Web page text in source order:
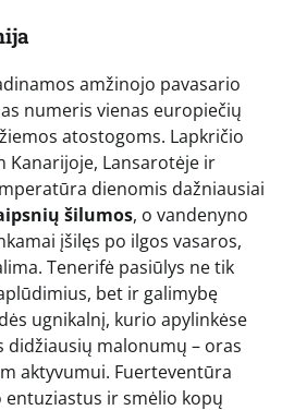
amžinojo pavasario
numeris vienas europiečių
atostogoms. Lapkričio
Kanarijoje, Lansarotėje ir
dienomis dažniausiai
šilumos, o vandenyno
įšilęs po ilgos vasaros,
Tenerifė pasiūlys ne tik
bet ir galimybę
ugnikalnį, kurio apylinkėse
didžiausių malonumų – oras
aktyvumui. Fuerteventūra
ir smėlio kopų